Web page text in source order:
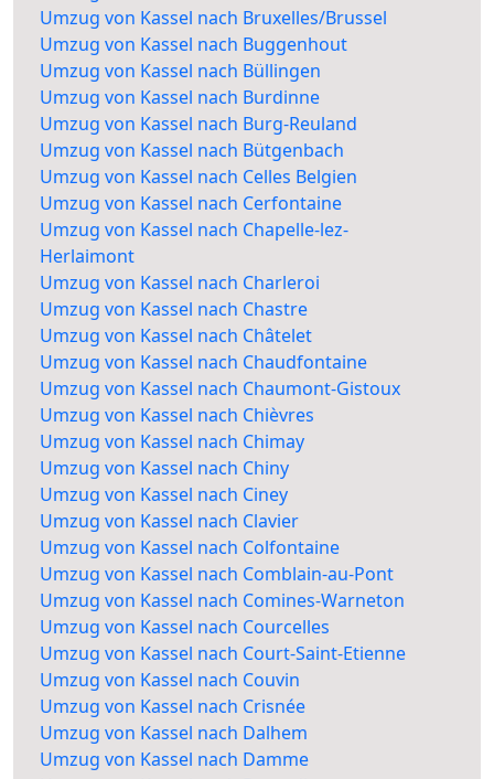
Umzug von Kassel nach Bruxelles/Brussel
Umzug von Kassel nach Buggenhout
Umzug von Kassel nach Büllingen
Umzug von Kassel nach Burdinne
Umzug von Kassel nach Burg-Reuland
Umzug von Kassel nach Bütgenbach
Umzug von Kassel nach Celles Belgien
Umzug von Kassel nach Cerfontaine
Umzug von Kassel nach Chapelle-lez-
Herlaimont
Umzug von Kassel nach Charleroi
Umzug von Kassel nach Chastre
Umzug von Kassel nach Châtelet
Umzug von Kassel nach Chaudfontaine
Umzug von Kassel nach Chaumont-Gistoux
Umzug von Kassel nach Chièvres
Umzug von Kassel nach Chimay
Umzug von Kassel nach Chiny
Umzug von Kassel nach Ciney
Umzug von Kassel nach Clavier
Umzug von Kassel nach Colfontaine
Umzug von Kassel nach Comblain-au-Pont
Umzug von Kassel nach Comines-Warneton
Umzug von Kassel nach Courcelles
Umzug von Kassel nach Court-Saint-Etienne
Umzug von Kassel nach Couvin
Umzug von Kassel nach Crisnée
Umzug von Kassel nach Dalhem
Umzug von Kassel nach Damme